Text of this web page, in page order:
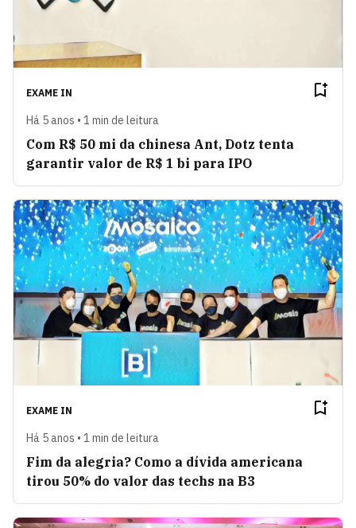
EXAME IN
Há 5 anos • 1 min de leitura
Com R$ 50 mi da chinesa Ant, Dotz tenta
garantir valor de R$ 1 bi para IPO
EXAME IN
Há 5 anos • 1 min de leitura
Fim da alegria? Como a dívida americana
tirou 50% do valor das techs na B3